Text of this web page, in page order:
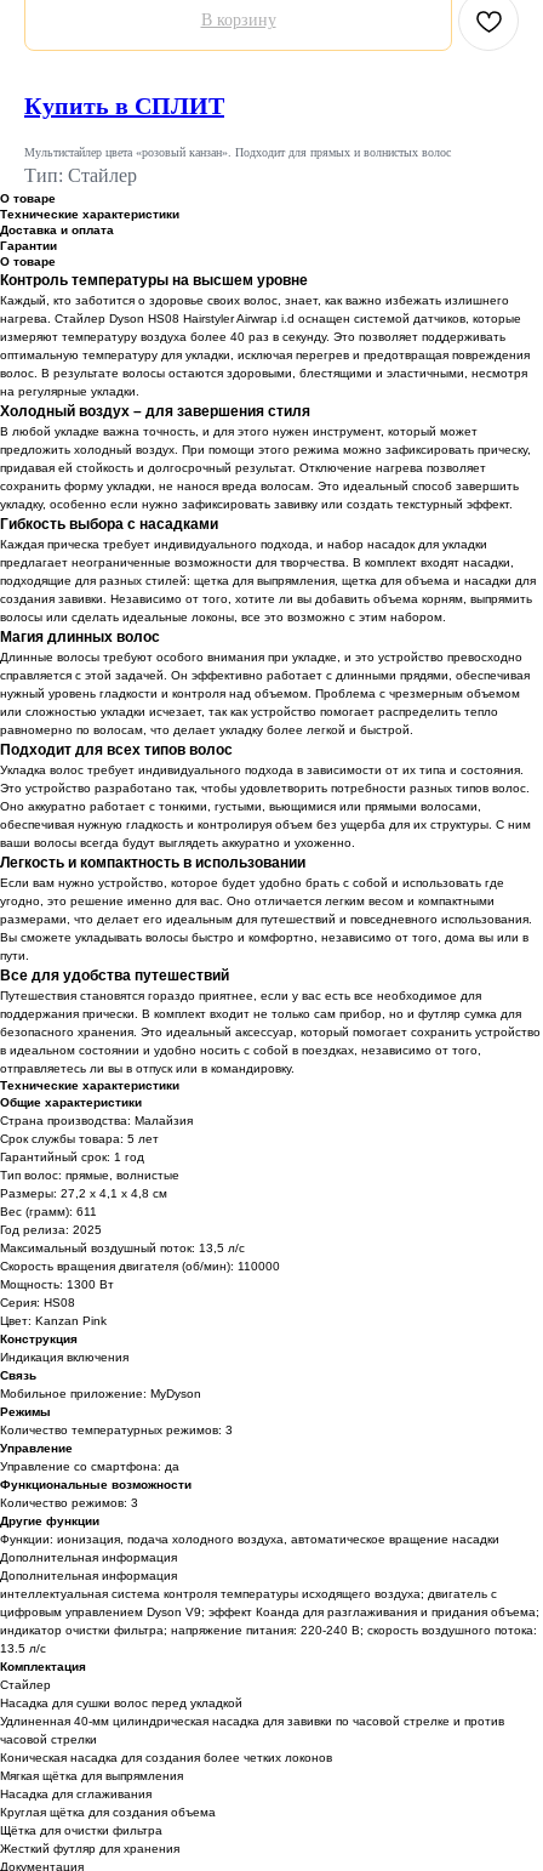
В корзину
Купить в СПЛИТ
Мультистайлер цвета «розовый канзан». Подходит для прямых и волнистых волос
Тип: Стайлер
О товаре
Технические характеристики
Доставка и оплата
Гарантии
О товаре
Контроль температуры на высшем уровне
Каждый, кто заботится о здоровье своих волос, знает, как важно избежать излишнего
нагрева. Стайлер Dyson HS08 Hairstyler Airwrap i.d оснащен системой датчиков, которые
измеряют температуру воздуха более 40 раз в секунду. Это позволяет поддерживать
оптимальную температуру для укладки, исключая перегрев и предотвращая повреждения
волос. В результате волосы остаются здоровыми, блестящими и эластичными, несмотря
на регулярные укладки.
Холодный воздух – для завершения стиля
В любой укладке важна точность, и для этого нужен инструмент, который может
предложить холодный воздух. При помощи этого режима можно зафиксировать прическу,
придавая ей стойкость и долгосрочный результат. Отключение нагрева позволяет
сохранить форму укладки, не нанося вреда волосам. Это идеальный способ завершить
укладку, особенно если нужно зафиксировать завивку или создать текстурный эффект.
Гибкость выбора с насадками
Каждая прическа требует индивидуального подхода, и набор насадок для укладки
предлагает неограниченные возможности для творчества. В комплект входят насадки,
подходящие для разных стилей: щетка для выпрямления, щетка для объема и насадки для
создания завивки. Независимо от того, хотите ли вы добавить объема корням, выпрямить
волосы или сделать идеальные локоны, все это возможно с этим набором.
Магия длинных волос
Длинные волосы требуют особого внимания при укладке, и это устройство превосходно
справляется с этой задачей. Он эффективно работает с длинными прядями, обеспечивая
нужный уровень гладкости и контроля над объемом. Проблема с чрезмерным объемом
или сложностью укладки исчезает, так как устройство помогает распределить тепло
равномерно по волосам, что делает укладку более легкой и быстрой.
Подходит для всех типов волос
Укладка волос требует индивидуального подхода в зависимости от их типа и состояния.
Это устройство разработано так, чтобы удовлетворить потребности разных типов волос.
Оно аккуратно работает с тонкими, густыми, вьющимися или прямыми волосами,
обеспечивая нужную гладкость и контролируя объем без ущерба для их структуры. С ним
ваши волосы всегда будут выглядеть аккуратно и ухоженно.
Легкость и компактность в использовании
Если вам нужно устройство, которое будет удобно брать с собой и использовать где
угодно, это решение именно для вас. Оно отличается легким весом и компактными
размерами, что делает его идеальным для путешествий и повседневного использования.
Вы сможете укладывать волосы быстро и комфортно, независимо от того, дома вы или в
пути.
Все для удобства путешествий
Путешествия становятся гораздо приятнее, если у вас есть все необходимое для
поддержания прически. В комплект входит не только сам прибор, но и футляр сумка для
безопасного хранения. Это идеальный аксессуар, который помогает сохранить устройство
в идеальном состоянии и удобно носить с собой в поездках, независимо от того,
отправляетесь ли вы в отпуск или в командировку.
Технические характеристики
Общие характеристики
Страна производства: Малайзия
Срок службы товара: 5 лет
Гарантийный срок: 1 год
Тип волос: прямые, волнистые
Размеры: 27,2 x 4,1 x 4,8 см
Вес (грамм): 611
Год релиза: 2025
Максимальный воздушный поток: 13,5 л/с
Скорость вращения двигателя (об/мин): 110000
Мощность: 1300 Вт
Серия: HS08
Цвет: Kanzan Pink
Конструкция
Индикация включения
Связь
Мобильное приложение: MyDyson
Режимы
Количество температурных режимов: 3
Управление
Управление со смартфона: да
Функциональные возможности
Количество режимов: 3
Другие функции
Функции: ионизация, подача холодного воздуха, автоматическое вращение насадки
Дополнительная информация
Дополнительная информация
интеллектуальная система контроля температуры исходящего воздуха; двигатель с
цифровым управлением Dyson V9; эффект Коанда для разглаживания и придания объема;
индикатор очистки фильтра; напряжение питания: 220-240 В; скорость воздушного потока:
13.5 л/с
Комплектация
Стайлер
Насадка для сушки волос перед укладкой
Удлиненная 40-мм цилиндрическая насадка для завивки по часовой стрелке и против
часовой стрелки
Коническая насадка для создания более четких локонов
Мягкая щётка для выпрямления
Насадка для сглаживания
Круглая щётка для создания объема
Щётка для очистки фильтра
Жесткий футляр для хранения
Документация